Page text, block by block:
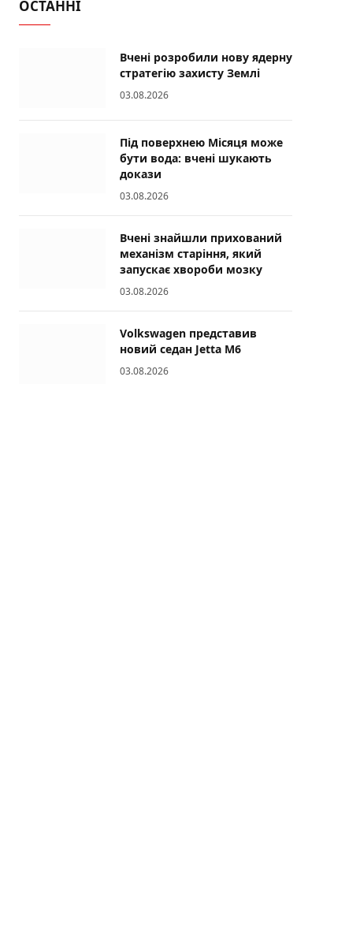
ОСТАННІ
Вчені розробили нову ядерну
стратегію захисту Землі
03.08.2026
Під поверхнею Місяця може
бути вода: вчені шукають
докази
03.08.2026
Вчені знайшли прихований
механізм старіння, який
запускає хвороби мозку
03.08.2026
Volkswagen представив
новий седан Jetta M6
03.08.2026